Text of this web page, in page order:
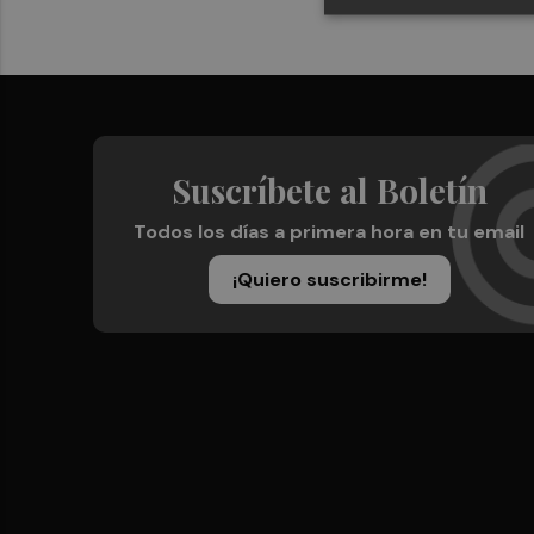
Suscríbete al Boletín
Todos los días a primera hora en tu email
¡Quiero suscribirme!